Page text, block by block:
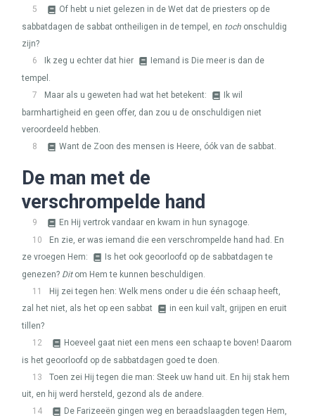
5
Of hebt u niet gelezen in de Wet dat de priesters op de
sabbatdagen de sabbat ontheiligen in de tempel, en toch onschuldig
zijn?
6
Ik zeg u echter dat hier
Iemand is Die meer is dan de
tempel.
7
Maar als u geweten had wat het betekent:
Ik wil
barmhartigheid en geen offer, dan zou u de onschuldigen niet
veroordeeld hebben.
8
Want de Zoon des mensen is Heere, óók van de sabbat.
De man met de
verschrompelde hand
9
En Hij vertrok vandaar en kwam in hun synagoge.
10
En zie, er was iemand die een verschrompelde hand had. En
ze vroegen Hem:
Is het ook geoorloofd op de sabbatdagen te
genezen? Ditom Hem te kunnen beschuldigen.
11
Hij zei tegen hen: Welk mens onder u die één schaap heeft,
zal het niet, als het op een sabbat
in een kuil valt, grijpen en eruit
tillen?
12
Hoeveel gaat niet een mens een schaap te boven! Daarom
is het geoorloofd op de sabbatdagen goed te doen.
13
Toen zei Hij tegen die man: Steek uw hand uit. En hij stak hem
uit, en hij werd hersteld, gezond als de andere.
14
De Farizeeën gingen weg en beraadslaagden tegen Hem,